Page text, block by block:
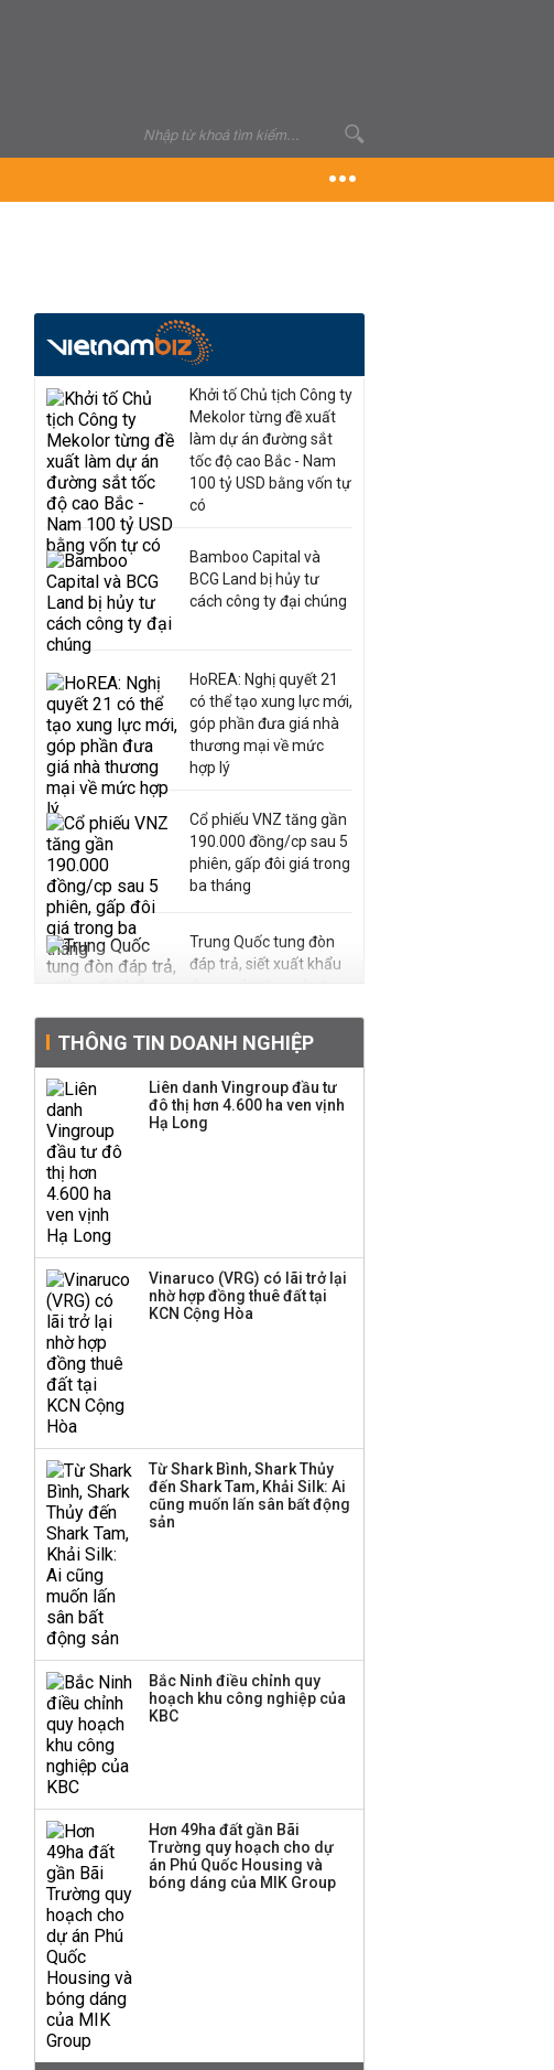
Khởi tố Chủ tịch Công ty
Mekolor từng đề xuất
làm dự án đường sắt
tốc độ cao Bắc - Nam
100 tỷ USD bằng vốn tự
có
Bamboo Capital và
BCG Land bị hủy tư
cách công ty đại chúng
HoREA: Nghị quyết 21
có thể tạo xung lực mới,
góp phần đưa giá nhà
thương mại về mức
hợp lý
Cổ phiếu VNZ tăng gần
190.000 đồng/cp sau 5
phiên, gấp đôi giá trong
ba tháng
Trung Quốc tung đòn
đáp trả, siết xuất khẩu
drone và trừng phạt
Hoá chất Đức Giang
công bố hai ứng viên
HĐQT, cổ phiếu DGC
tăng trần
trang, phụ kiện cao cấp
Hãng kim cương tài trợ
Lãi thuần từ dịch vụ
nhiều ngân hàng tăng
ba chữ số trong nửa
đầu năm:
THÔNG TIN DOANH NGHIỆP
Liên danh Vingroup đầu tư
đô thị hơn 4.600 ha ven vịnh
Hạ Long
Vinaruco (VRG) có lãi trở lại
nhờ hợp đồng thuê đất tại
KCN Cộng Hòa
Từ Shark Bình, Shark Thủy
đến Shark Tam, Khải Silk: Ai
cũng muốn lấn sân bất động
sản
Bắc Ninh điều chỉnh quy
hoạch khu công nghiệp của
KBC
Hơn 49ha đất gần Bãi
Trường quy hoạch cho dự
án Phú Quốc Housing và
bóng dáng của MIK Group